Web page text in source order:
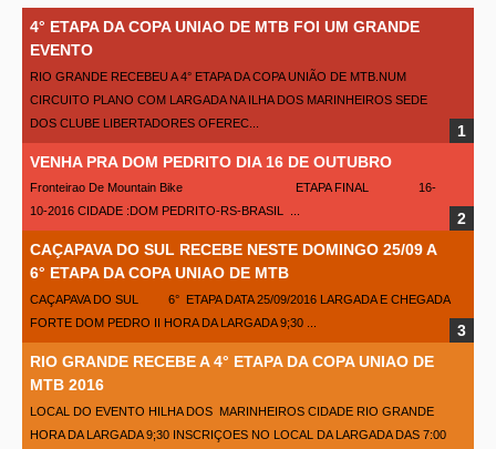
4° ETAPA DA COPA UNIAO DE MTB FOI UM GRANDE
EVENTO
RIO GRANDE RECEBEU A 4° ETAPA DA COPA UNIÃO DE MTB.NUM
CIRCUITO PLANO COM LARGADA NA ILHA DOS MARINHEIROS SEDE
DOS CLUBE LIBERTADORES OFEREC...
VENHA PRA DOM PEDRITO DIA 16 DE OUTUBRO
Fronteirao De Mountain Bike ETAPA FINAL 16-
10-2016 CIDADE :DOM PEDRITO-RS-BRASIL ...
CAÇAPAVA DO SUL RECEBE NESTE DOMINGO 25/09 A
6° ETAPA DA COPA UNIAO DE MTB
CAÇAPAVA DO SUL 6° ETAPA DATA 25/09/2016 LARGADA E CHEGADA
FORTE DOM PEDRO II HORA DA LARGADA 9;30 ...
RIO GRANDE RECEBE A 4° ETAPA DA COPA UNIAO DE
MTB 2016
LOCAL DO EVENTO HILHA DOS MARINHEIROS CIDADE RIO GRANDE
HORA DA LARGADA 9;30 INSCRIÇOES NO LOCAL DA LARGADA DAS 7:00